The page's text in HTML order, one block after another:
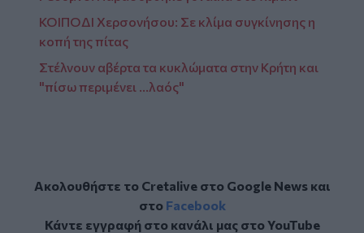
ΚΟΙΠΟΔΙ Χερσονήσου: Σε κλίμα συγκίνησης η
κοπή της πίτας
Στέλνουν αβέρτα τα κυκλώματα στην Κρήτη και
"πίσω περιμένει …λαός"
Ακολουθήστε το Cretalive στο Google Newsκαι
στο Facebook
Κάντε εγγραφή στο κανάλι μας στοYouTube